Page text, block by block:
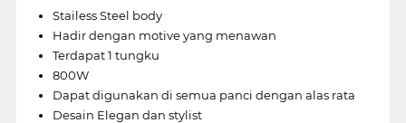
Stailess Steel body
Hadir dengan motive yang menawan
Terdapat 1 tungku
800W
Dapat digunakan di semua panci dengan alas rata
Desain Elegan dan stylist